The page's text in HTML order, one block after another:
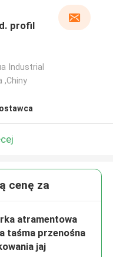
profil
Industrial
,Chiny
cenę za
atramentowa
taśma przenośna
jaj